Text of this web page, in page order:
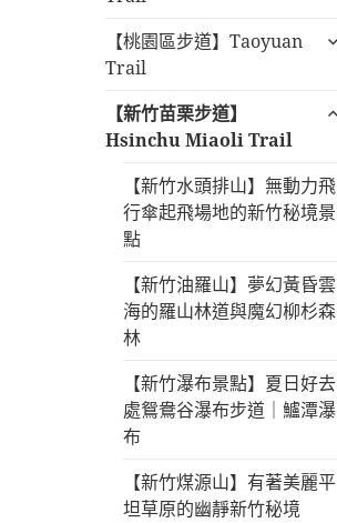
選
【桃園區步道】Taoyuan
Trail
展
選
【新竹苗栗步道】
Hsinchu Miaoli Trail
展
選
單
【新竹水頭排山】無動力飛
行傘起飛場地的新竹秘境景
點
【新竹油羅山】夢幻黃昏雲
海的羅山林道與魔幻柳杉森
林
【新竹瀑布景點】夏日好去
處鴛鴦谷瀑布步道｜鱸潭瀑
布
【新竹煤源山】有著美麗平
坦草原的幽靜新竹秘境